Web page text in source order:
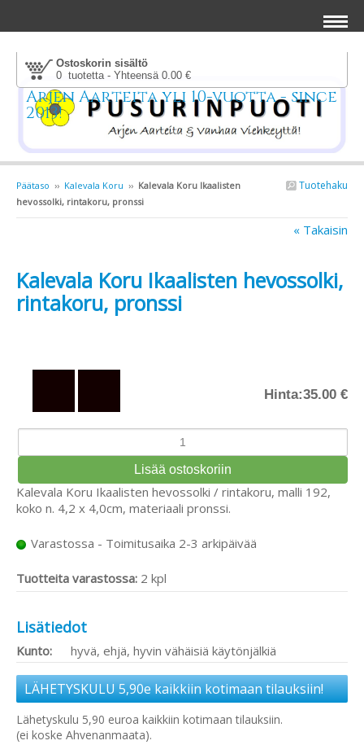
Ostoskorin sisältö
0 tuotetta - Yhteensä 0.00 €
Arjen Aarteita yli 10-vuotta - since
2013!
Tuotehaku
Päätaso ›› Kalevala Koru ›› Kalevala Koru Ikaalisten
hevossolki, rintakoru, pronssi
« Takaisin
Kalevala Koru Ikaalisten hevossolki,
rintakoru, pronssi
Hinta:35.00 €
Kalevala Koru Ikaalisten hevossolki / rintakoru, malli 192,
koko n. 4,2 x 4,0cm, materiaali pronssi.
Varastossa - Toimitusaika 2-3 arkipäivää
Tuotteita varastossa: 2 kpl
Lisätiedot
Kunto: hyvä, ehjä, hyvin vähäisiä käytönjälkiä
LÄHETYSKULU 5,90e kaikkiin kotimaan tilauksiin!
Lähetyskulu 5,90 euroa kaikkiin kotimaan tilauksiin.
(ei koske Ahvenanmaata).